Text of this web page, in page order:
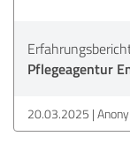
Pflegeagentur
20.03.2025